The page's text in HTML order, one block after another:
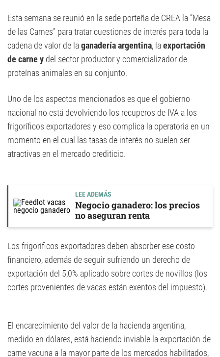
Esta semana se reunió en la sede porteña de CREA la “Mesa
de las Carnes” para tratar cuestiones de interés para toda la
cadena de valor de laganadería argentina, laexportación
de carne y del sector productor y comercializador de
proteínas animales en su conjunto.
Uno de los aspectos mencionados es que el gobierno
nacional no está devolviendo los recuperos de IVA a los
frigoríficos exportadores y eso complica la operatoria en un
momento en el cual las tasas de interés no suelen ser
atractivas en el mercado crediticio.
LEE ADEMÁS
Negocio ganadero: los precios
no aseguran renta
Los frigoríficos exportadores deben absorber ese costo
financiero, además de seguir sufriendo un derecho de
exportación del 5,0% aplicado sobre cortes de novillos (los
cortes provenientes de vacas están exentos del impuesto).
El encarecimiento del valor de la hacienda argentina,
medido en dólares, está haciendo inviable la exportación de
carne vacuna a la mayor parte de los mercados habilitados,